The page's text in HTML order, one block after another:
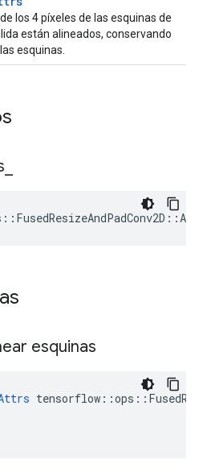
los 4 píxeles de las esquinas de
están alineados, conservando
esquinas.
esquinas